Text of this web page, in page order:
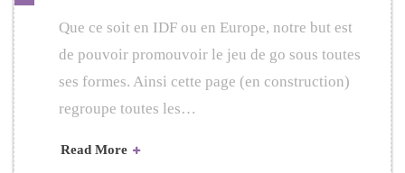
Que ce soit en IDF ou en Europe, notre but est
de pouvoir promouvoir le jeu de go sous toutes
ses formes. Ainsi cette page (en construction)
regroupe toutes les…
Read More